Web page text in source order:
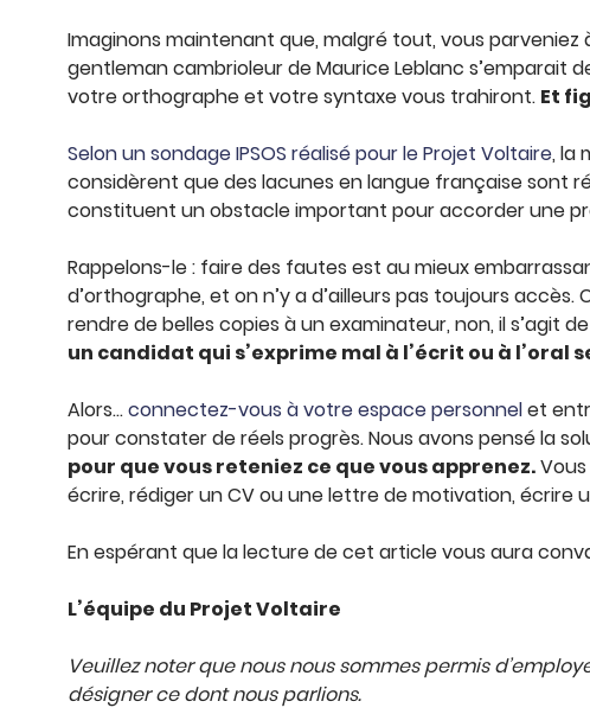
Imaginons maintenant que, malgré tout, vous parveniez
gentleman cambrioleur de Maurice Leblanc s’emparait
votre orthographe et votre syntaxe vous trahiront. Et
Selon un sondage IPSOS réalisé pour le Projet Voltaire, la
considèrent que des lacunes en langue française sont
constituent un obstacle important pour accorder une
Rappelons-le : faire des fautes est au mieux
d’orthographe, et on n’y a d’ailleurs pas toujours
rendre de belles copies à un examinateur, non, il s’agit
un candidat qui s’exprime mal à l’écrit ou à l’oral
Alors…connectez-vous à votre espace personnelet
pour constater de réels progrès. Nous avons pensé la
pour que vous reteniez ce que vous apprenez.
écrire, rédiger un CV ou une lettre de motivation, écrire
En espérant que la lecture de cet article vous aura
L’équipe du Projet Voltaire
Veuillez noter que nous nous sommes permis
désigner ce dont nous parlions.